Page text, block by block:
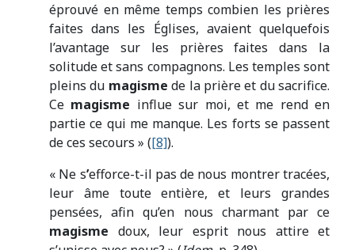
éprouvé en même temps combien les prières
faites dans les Églises, avaient quelquefois
l’avantage sur les prières faites dans la
solitude et sans compagnons. Les temples sont
pleins du magisme de la prière et du sacrifice.
Ce magisme influe sur moi, et me rend en
partie ce qui me manque. Les forts se passent
de ces secours » ([8]).
« Ne s’efforce-t-il pas de nous montrer tracées,
leur âme toute entière, et leurs grandes
pensées, afin qu’en nous charmant par ce
magisme doux, leur esprit nous attire et